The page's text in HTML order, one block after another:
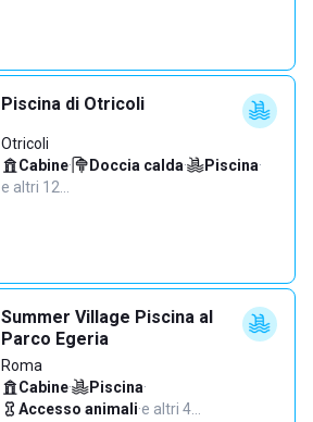
Piscina di Otricoli
Otricoli
Cabine· Doccia calda· Piscina·
e altri 12…
Summer Village Piscina al
Parco Egeria
Roma
Cabine· Piscina·
Accesso animali·e altri 4…